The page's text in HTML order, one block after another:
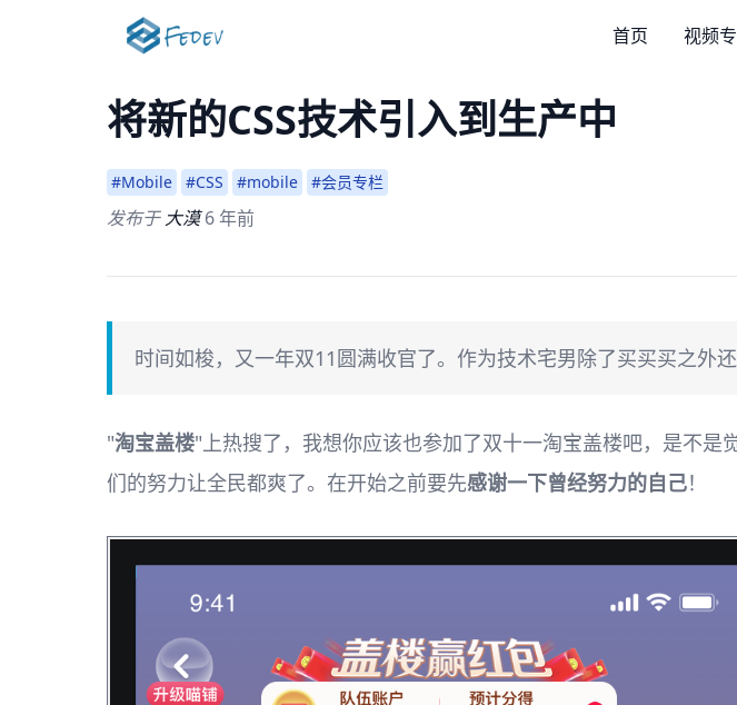
首页 视频
将新的CSS技术引入到生产中
#Mobile #CSS #mobile #会员专栏
发布于大漠6 年前
时间如梭，又一年双11圆满收官了。作为技术宅男除了买买买之外
"淘宝盖楼"上热搜了，我想你应该也参加了双十一淘宝盖楼吧，是不
们的努力让全民都爽了。在开始之前要先感谢一下曾经努力的自己！